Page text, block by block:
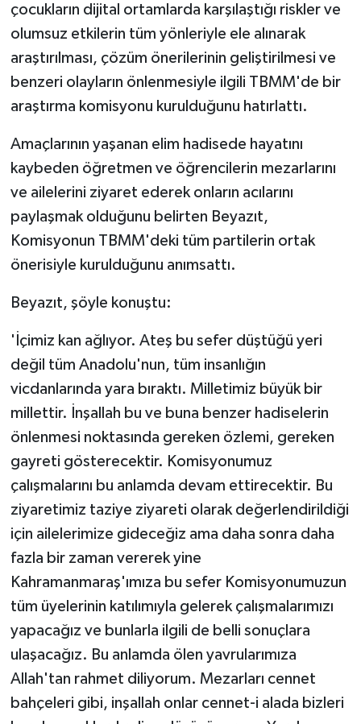
çocukların dijital ortamlarda karşılaştığı riskler ve
olumsuz etkilerin tüm yönleriyle ele alınarak
araştırılması, çözüm önerilerinin geliştirilmesi ve
benzeri olayların önlenmesiyle ilgili TBMM'de bir
araştırma komisyonu kurulduğunu hatırlattı.
Amaçlarının yaşanan elim hadisede hayatını
kaybeden öğretmen ve öğrencilerin mezarlarını
ve ailelerini ziyaret ederek onların acılarını
paylaşmak olduğunu belirten Beyazıt,
Komisyonun TBMM'deki tüm partilerin ortak
önerisiyle kurulduğunu anımsattı.
Beyazıt, şöyle konuştu:
'İçimiz kan ağlıyor. Ateş bu sefer düştüğü yeri
değil tüm Anadolu'nun, tüm insanlığın
vicdanlarında yara bıraktı. Milletimiz büyük bir
millettir. İnşallah bu ve buna benzer hadiselerin
önlenmesi noktasında gereken özlemi, gereken
gayreti gösterecektir. Komisyonumuz
çalışmalarını bu anlamda devam ettirecektir. Bu
ziyaretimiz taziye ziyareti olarak değerlendirildiği
için ailelerimize gideceğiz ama daha sonra daha
fazla bir zaman vererek yine
Kahramanmaraş'ımıza bu sefer Komisyonumuzun
tüm üyelerinin katılımıyla gelerek çalışmalarımızı
yapacağız ve bunlarla ilgili de belli sonuçlara
ulaşacağız. Bu anlamda ölen yavrularımıza
Allah'tan rahmet diliyorum. Mezarları cennet
bahçeleri gibi, inşallah onlar cennet-i alada bizleri